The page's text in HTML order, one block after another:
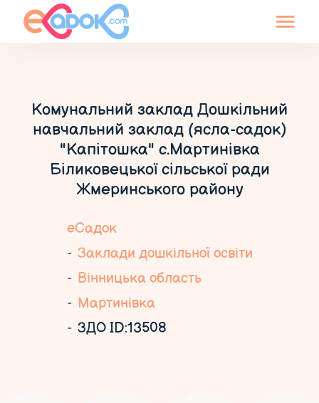
Комунальний заклад Дошкільний
навчальний заклад (ясла-садок)
"Капітошка" с.Мартинівка
Біликовецької сільської ради
Жмеринського району
еСадок
Заклади дошкільної освіти
Вінницька область
Мартинівка
ЗДО ID:13508